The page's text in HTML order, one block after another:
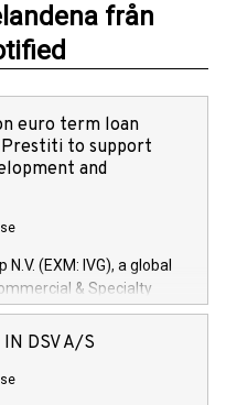
från
euro term loan
Prestiti to support
and
(EXM: IVG), a global
& Specialty
Services arenas,
facility of 150 million
development and
IN DSV A/S